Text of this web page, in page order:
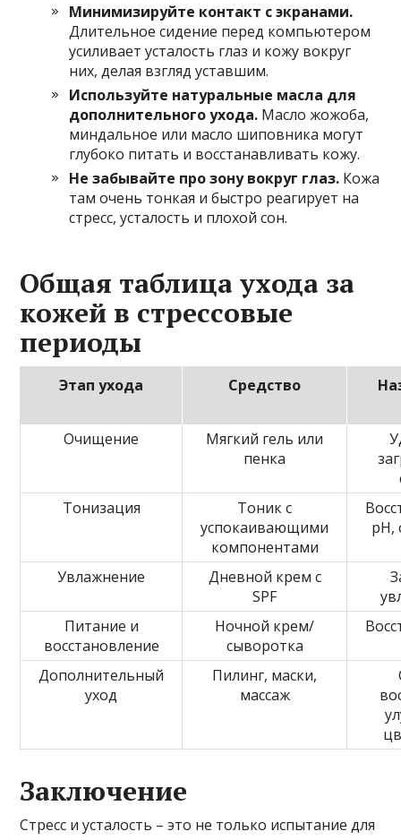
Минимизируйте контакт с экранами.
Длительное сидение перед компьютером
усиливает усталость глаз и кожу вокруг
них, делая взгляд уставшим.
Используйте натуральные масла для
дополнительного ухода. Масло жожоба,
миндальное или масло шиповника могут
глубоко питать и восстанавливать кожу.
Не забывайте про зону вокруг глаз. Кожа
там очень тонкая и быстро реагирует на
стресс, усталость и плохой сон.
Общая таблица ухода за
кожей в стрессовые
периоды
Этап ухода Средство
Очищение
Мягкий гель или
пенка
Тонизация
Тоник с
успокаивающими
компонентами
pH,
Увлажнение
Дневной крем с
SPF
Питание и
восстановление
Ночной крем/
сыворотка
Дополнительный
уход
Пилинг, маски,
массаж
Заключение
Стресс и усталость – это не только испытание для